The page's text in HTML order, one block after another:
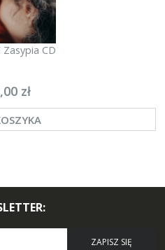
Zasypia CD
zł
ZAPISZ SIĘ